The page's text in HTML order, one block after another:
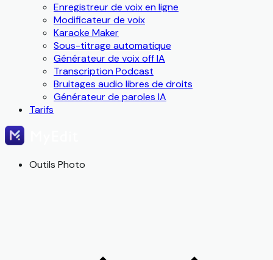
Enregistreur de voix en ligne
Modificateur de voix
Karaoke Maker
Sous-titrage automatique
Générateur de voix off IA
Transcription Podcast
Bruitages audio libres de droits
Générateur de paroles IA
Tarifs
Outils Photo